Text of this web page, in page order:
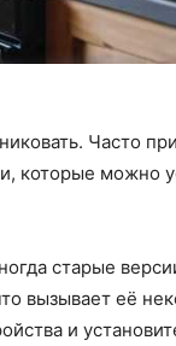
Часто
которые можно
старые
вызывает её
и